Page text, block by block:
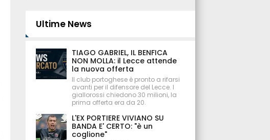
Ultime News
TIAGO GABRIEL, IL BENFICA
NON MOLLA: il Lecce attende
la nuova offerta
Il club portoghese è pronto a rifarsi
avanti per il difensore del Lecce. I
giallorossi chiedono 30 milioni, la
prima offerta era da 20.
L'EX PORTIERE VIVIANO SU
BANDA E' CERTO: "è un
coglione"